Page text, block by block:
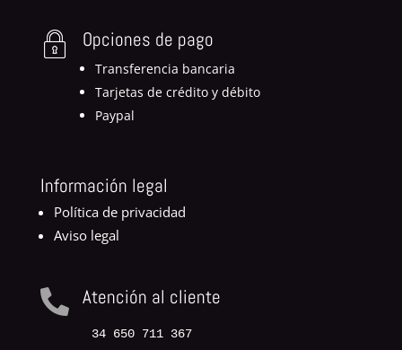
Opciones de pago
Transferencia bancaria
Tarjetas de crédito y débito
Paypal
Información legal
Política de privacidad
Aviso legal
 Atención al cliente
34 650 711 367